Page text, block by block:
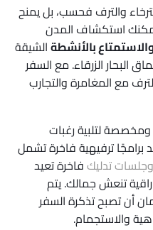
والترف فحسب، بل يمنح
استكشاف المدن
بالأنشطةالشيقة
البحار الزرقاء. مع السفر
مع المغامرة والتجارب
لتلبية رغبات
برامجًا ترفيهية فاخرة تشمل
وجلسات تدليكفاخرة تعيد
راقية تنعش جمالك. يتم
أن تصبح تذكرة السفر
والاستجمام.